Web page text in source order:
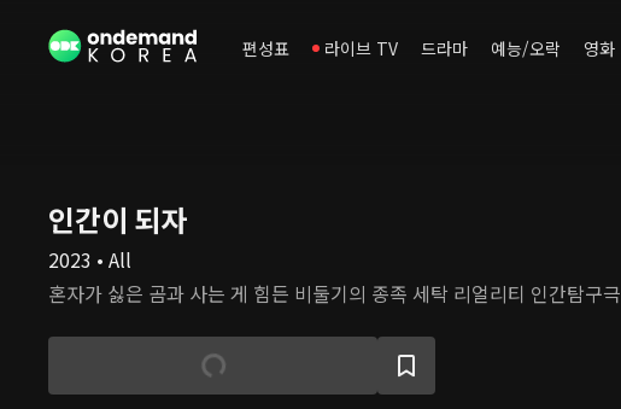
편성표 라이브 TV 드라마 예능/오락 영화
인간이 되자
2023 • All
혼자가 싫은 곰과 사는 게 힘든 비둘기의 종족 세탁 리얼리티 인간탐구극